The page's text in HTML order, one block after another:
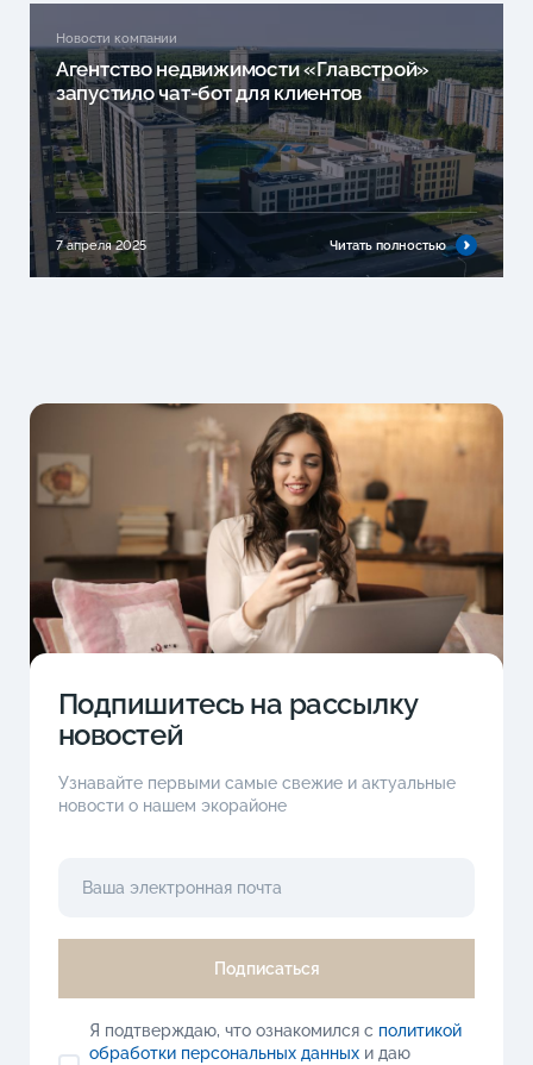
Новости компании
Агентство недвижимости «Главстрой»
запустило чат-бот для клиентов
7 апреля 2025 Читать полностью
Подпишитесь на рассылку
новостей
Узнавайте первыми самые свежие и актуальные
новости о нашем экорайоне
Подписаться
Я подтверждаю, что ознакомился с политикой
обработки персональных данныхи даю